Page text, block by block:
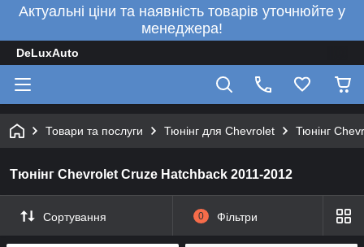
Актуальні ціни та наявність товарів уточнюйте у
менеджера!
DeLuxAuto
Товари та послуги Тюнінг для Chevrolet Тюнінг
Тюнінг Chevrolet Cruze Hatchback 2011-2012
Сортування 0 Фільтри